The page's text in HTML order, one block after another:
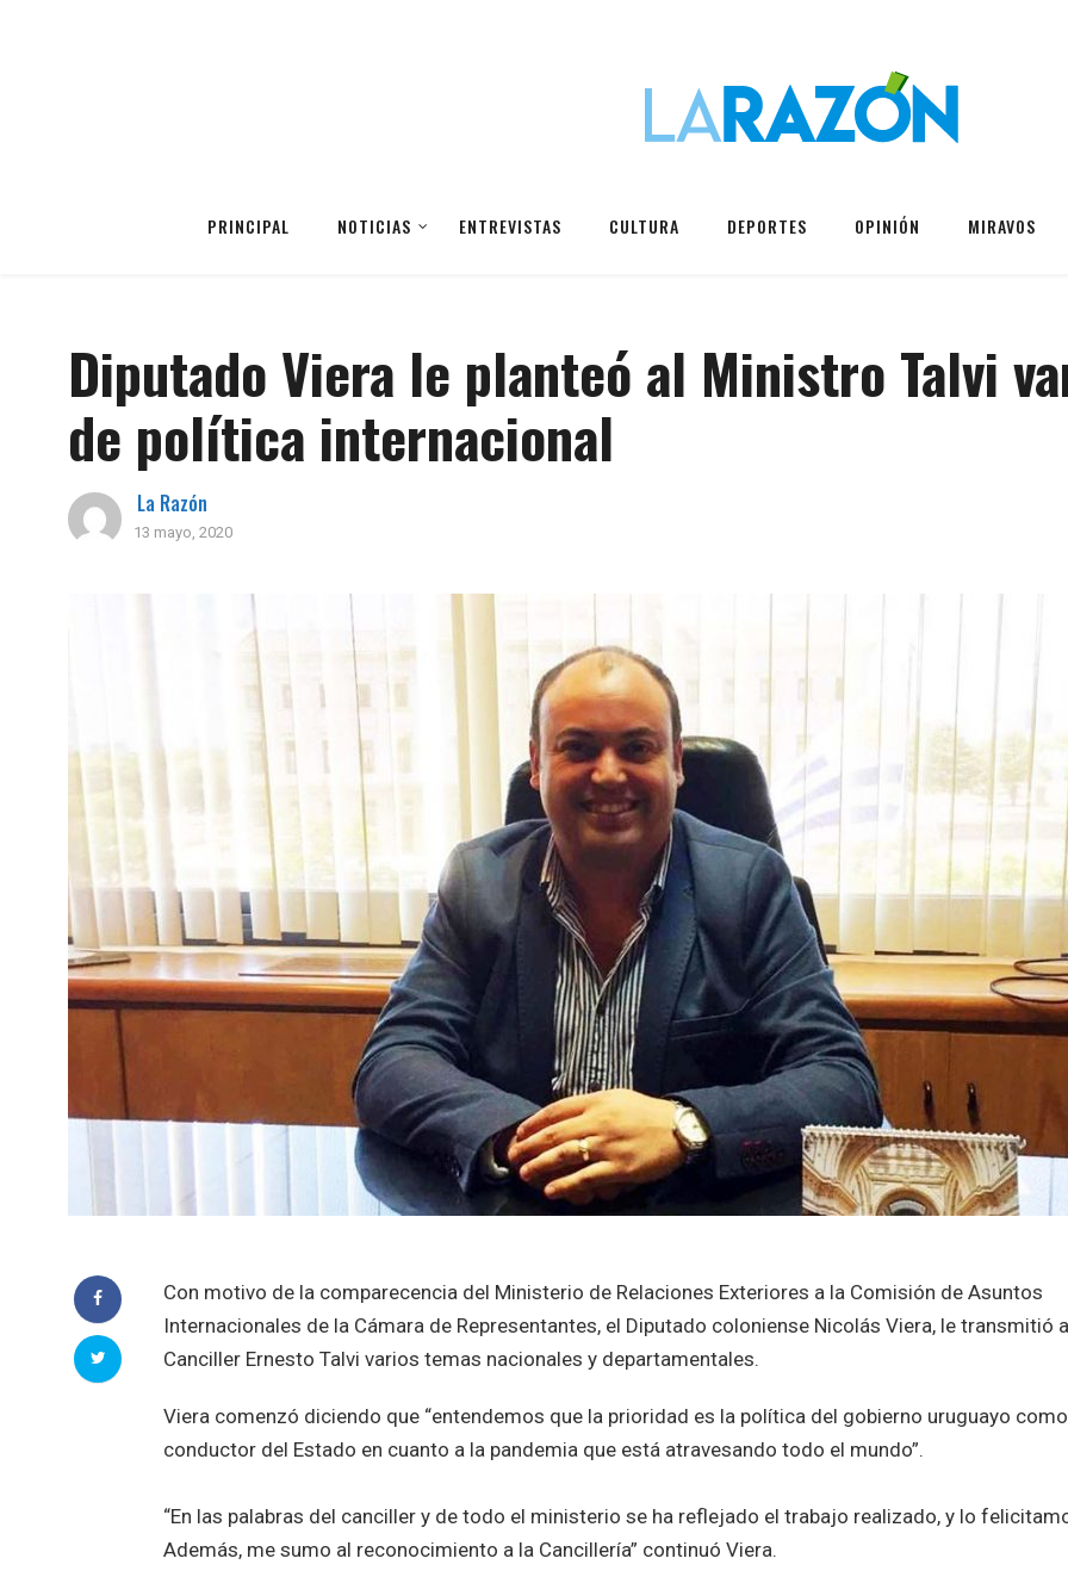
PRINCIPAL NOTICIAS ENTREVISTAS CULTURA DEPORTES OPINIÓN MIRAVOS
Diputado Viera le planteó al Ministro Talvi
de política internacional
La Razón
13 mayo, 2020
Con motivo de la comparecencia del Ministerio de Relaciones Exteriores a la Comisión de Asuntos
Internacionales de la Cámara de Representantes, el Diputado coloniense Nicolás Viera, le transmitió
Canciller Ernesto Talvi varios temas nacionales y departamentales.
Viera comenzó diciendo que “entendemos que la prioridad es la política del gobierno uruguayo como
conductor del Estado en cuanto a la pandemia que está atravesando todo el mundo”.
“En las palabras del canciller y de todo el ministerio se ha reflejado el trabajo realizado, y lo
Además, me sumo al reconocimiento a la Cancillería” continuó Viera.